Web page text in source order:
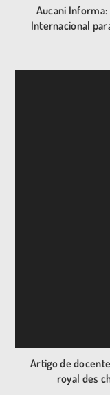
Aucani
Internacional
Artigo de
royal des